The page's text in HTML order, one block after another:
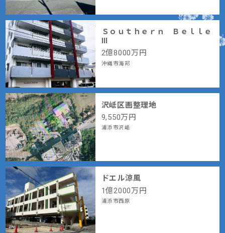
Ｓｏｕｔｈｅｒｎ Ｂｅｌｌｅ
Ⅲ
2億8000万円
沖縄市海邦
沢岻区画整理地
9,550万円
浦添市沢岻
ドエル涼風
1億2000万円
浦添市西原